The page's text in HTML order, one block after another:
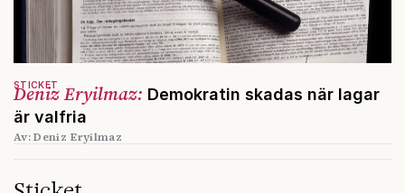
Deniz Eryilmaz: Demokratin skadas när lagar
är valfria
STICKET
Av: Deniz Eryilmaz